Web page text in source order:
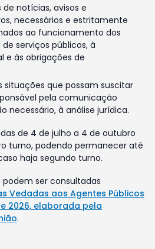
notícias, avisos e
necessários e estritamente
ao funcionamento dos
serviços públicos, à
e às obrigações de
situações que possam suscitar
pela comunicação
necessário, à análise jurídica.
de 4 de julho a 4 de outubro
turno, podendo permanecer até
haja segundo turno.
ser consultadas
Vedadas aos Agentes Públicos
2026, elaborada pela
.